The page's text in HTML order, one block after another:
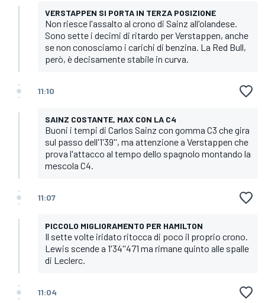
VERSTAPPEN SI PORTA IN TERZA POSIZIONE
Non riesce l'assalto al crono di Sainz all'olandese.
Sono sette i decimi di ritardo per Verstappen, anche
se non conosciamo i carichi di benzina. La Red Bull,
però, è decisamente stabile in curva.
11:10
SAINZ COSTANTE, MAX CON LA C4
Buoni i tempi di Carlos Sainz con gomma C3 che gira
sul passo dell'1'39'', ma attenzione a Verstappen che
prova l'attacco al tempo dello spagnolo montando la
mescola C4.
11:07
PICCOLO MIGLIORAMENTO PER HAMILTON
Il sette volte iridato ritocca di poco il proprio crono.
Lewis scende a 1'34''471 ma rimane quinto alle spalle
di Leclerc.
11:04